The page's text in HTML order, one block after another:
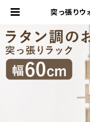
突っ張り
り収納 韓
活 模